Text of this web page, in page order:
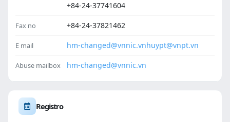
+84-24-37741604
Fax no +84-24-37821462
E mail hm-changed@vnnic.vnhuypt@vnpt.vn
Abuse mailbox hm-changed@vnnic.vn
Registro